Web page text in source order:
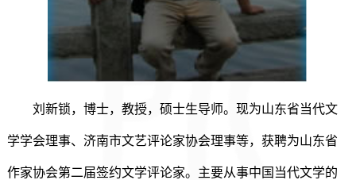
刘新锁， 博士，教授， 硕士生导师。现为山东省当代文
学学会理事、 济南市文艺评论家协会理事等，获聘为山东省
作家协会第二届签约文学评论家。主要从事中国当代文学的